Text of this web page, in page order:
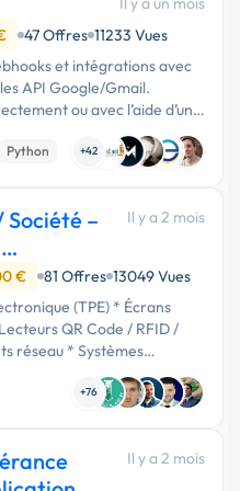
47 Offres 11233 Vues
et intégrations avec
API Google/Gmail.
ou avec l’aide d’un
Nginx et Gunicorn.
Python +42
Société –
Il y a 2 mois
€ 81 Offres 13049 Vues
(TPE) * Écrans
QR Code / RFID /
réseau * Systèmes
Applications métiers *
+76
Il y a 2 mois